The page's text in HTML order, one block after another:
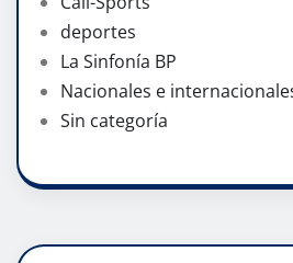
deportes
La Sinfonía BP
Nacionales e
Sin categoría